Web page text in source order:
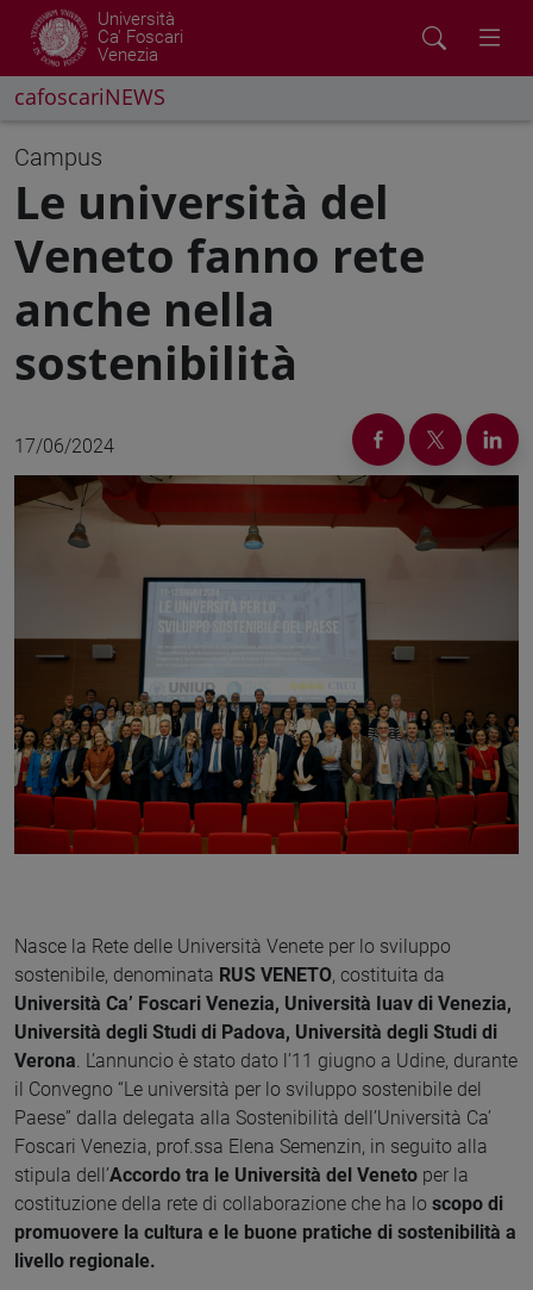
Università
Ca' Foscari
Venezia
cafoscariNEWS
Campus
Le università del
Veneto fanno rete
anche nella
sostenibilità
17/06/2024
Nasce la Rete delle Università Venete per lo sviluppo
sostenibile, denominata RUS VENETO, costituita da
Università Ca’ Foscari Venezia, Università Iuav di Venezia,
Università degli Studi di Padova, Università degli Studi di
Verona . L’annuncio è stato dato l’11 giugno a Udine, durante
il Convegno “Le università per lo sviluppo sostenibile del
Paese” dalla delegata alla Sostenibilità dell’Università Ca’
Foscari Venezia, prof.ssa Elena Semenzin, in seguito alla
stipula dell’Accordo tra le Università del Veneto per la
costituzione della rete di collaborazione che ha lo scopo di
promuovere la cultura e le buone pratiche di sostenibilità a
livello regionale.